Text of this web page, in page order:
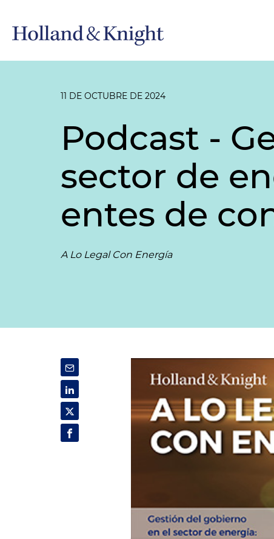
11 DE OCTUBRE DE 2024
Podcast -
sector de
entes de
A Lo Legal Con Energía